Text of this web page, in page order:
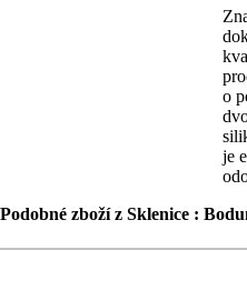
o
je
Podobné zboží z Sklenice :